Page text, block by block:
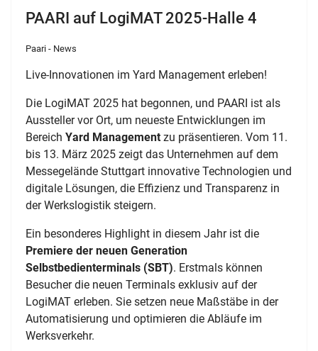
PAARI auf LogiMAT 2025-Halle 4
Paari - News
Live-Innovationen im Yard Management erleben!
Die LogiMAT 2025 hat begonnen, und PAARI ist als
Aussteller vor Ort, um neueste Entwicklungen im
Bereich Yard Management zu präsentieren. Vom 11.
bis 13. März 2025 zeigt das Unternehmen auf dem
Messegelände Stuttgart innovative Technologien und
digitale Lösungen, die Effizienz und Transparenz in
der Werkslogistik steigern.
Ein besonderes Highlight in diesem Jahr ist die
Premiere der neuen Generation
Selbstbedienterminals (SBT). Erstmals können
Besucher die neuen Terminals exklusiv auf der
LogiMAT erleben. Sie setzen neue Maßstäbe in der
Automatisierung und optimieren die Abläufe im
Werksverkehr.